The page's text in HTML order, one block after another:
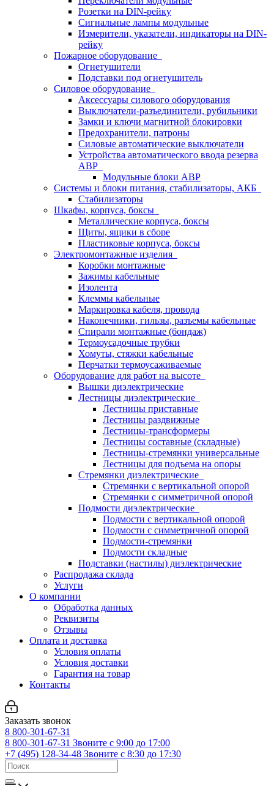
Розетки на DIN-рейку
Сигнальные лампы модульные
Измерители, указатели, индикаторы на DIN-
рейку
Пожарное оборудование
Огнетушители
Подставки под огнетушитель
Силовое оборудование
Аксессуары силового оборудования
Выключатели-разъединители, рубильники
Замки и ключи магнитной блокировки
Предохранители, патроны
Силовые автоматические выключатели
Устройства автоматического ввода резерва
АВР
Модульные блоки АВР
Системы и блоки питания, стабилизаторы, АКБ
Стабилизаторы
Шкафы, корпуса, боксы
Металлические корпуса, боксы
Щиты, ящики в сборе
Пластиковые корпуса, боксы
Электромонтажные изделия
Коробки монтажные
Зажимы кабельные
Изолента
Клеммы кабельные
Маркировка кабеля, провода
Наконечники, гильзы, разъемы кабельные
Спирали монтажные (бондаж)
Термоусадочные трубки
Хомуты, стяжки кабельные
Перчатки термоусаживаемые
Оборудование для работ на высоте
Вышки диэлектрические
Лестницы диэлектрические
Лестницы приставные
Лестницы раздвижные
Лестницы-трансформеры
Лестницы составные (складные)
Лестницы-стремянки универсальные
Лестницы для подъема на опоры
Стремянки диэлектрические
Стремянки с вертикальной опорой
Стремянки с симметричной опорой
Подмости диэлектрические
Подмости с вертикальной опорой
Подмости с симметричной опорой
Подмости-стремянки
Подмости складные
Подставки (настилы) диэлектрические
Распродажа склада
Услуги
О компании
Обработка данных
Реквизиты
Отзывы
Оплата и доставка
Условия оплаты
Условия доставки
Гарантия на товар
Контакты
Заказать звонок
8 800-301-67-31
8 800-301-67-31 Звоните с 9:00 до 17:00
+7 (495) 128-34-48 Звоните с 8:30 до 17:30